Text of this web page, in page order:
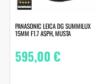
PANASONIC LEICA DG SUMMILUX
15MM F1.7 ASPH, MUSTA
595,00€